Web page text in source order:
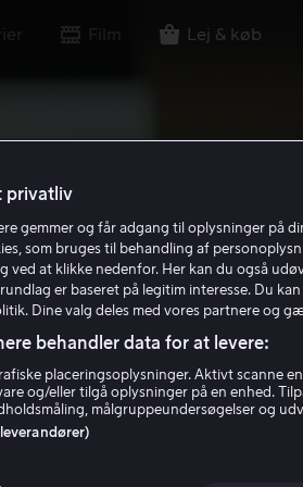
Film Lej & køb
privatliv
gemmer og får adgang til oplysninger på
som bruges til behandling af
ved at klikke nedenfor. Her kan du også
er baseret på legitim interesse. Du
Dine valg deles med vores partnere og
behandler data for at levere:
placeringsoplysninger. Aktivt scanne
og/eller tilgå oplysninger på en enhed.
målgruppeundersøgelser og